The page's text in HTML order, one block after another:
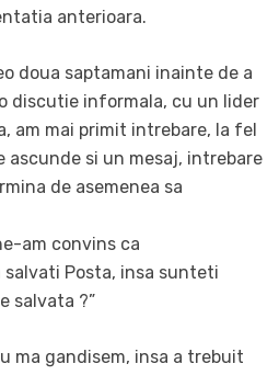
anterioara.
doua saptamani inainte de a
discutie informala, cu un lider
am mai primit intrebare, la fel
ascunde si un mesaj, intrebare
de asemenea sa
am convins ca
Posta, insa sunteti
salvata ?”
ma gandisem, insa a trebuit